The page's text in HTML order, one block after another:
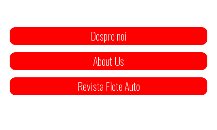
Despre noi
About Us
Revista Flote Auto